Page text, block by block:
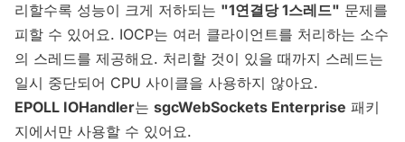
리할수록 성능이 크게 저하되는 "1연결당 1스레드" 문제를
피할 수 있어요. IOCP는 여러 클라이언트를 처리하는 소수
의 스레드를 제공해요. 처리할 것이 있을 때까지 스레드는
일시 중단되어 CPU 사이클을 사용하지 않아요.
EPOLL IOHandler는 sgcWebSockets Enterprise 패키
지에서만 사용할 수 있어요.